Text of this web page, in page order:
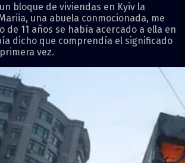
bloque de viviendas en Kyiv la
una abuela conmocionada, me
de 11 años se había acercado a ella en
dicho que comprendía el significado
vez.